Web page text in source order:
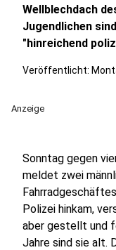
Wellblechdach
Jugendlichen
"hinreichend
Veröffentlicht:
Anzeige
Sonntag gegen
meldet zwei
Polizei hinkam,
aber gestellt und
Jahre sind sie alt.